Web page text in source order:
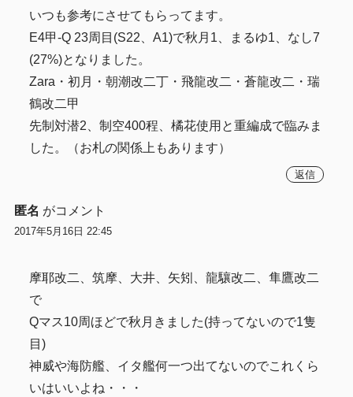
いつも参考にさせてもらってます。
E4甲-Q 23周目(S22、A1)で秋月1、まるゆ1、なし7
(27%)となりました。
Zara・初月・朝潮改二丁・飛龍改二・蒼龍改二・瑞
鶴改二甲
先制対潜2、制空400程、橘花使用と重編成で臨みま
した。（お札の関係上もあります）
返信
匿名 がコメント
2017年5月16日 22:45
摩耶改二、筑摩、大井、矢矧、龍驤改二、隼鷹改二
で
Qマス10周ほどで秋月きました(持ってないので1隻
目)
神威や海防艦、イタ艦何一つ出てないのでこれくら
いはいいよね・・・